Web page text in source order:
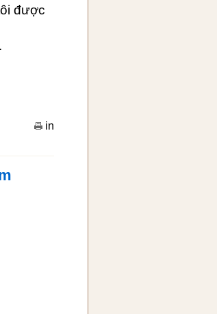
được
in